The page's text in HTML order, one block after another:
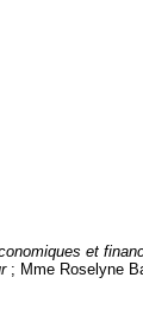
et
; Mme Roselyne